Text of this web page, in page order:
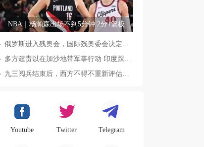
NBA｜杨瀚森出场不到5分钟 2分1篮板
Youtube Twitter Telegram